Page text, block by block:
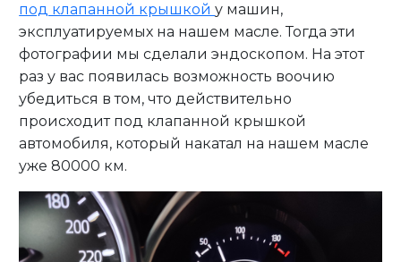
под клапанной крышкойу машин,
эксплуатируемых на нашем масле. Тогда эти
фотографии мы сделали эндоскопом. На этот
раз у вас появилась возможность воочию
убедиться в том, что действительно
происходит под клапанной крышкой
автомобиля, который накатал на нашем масле
уже 80000 км.